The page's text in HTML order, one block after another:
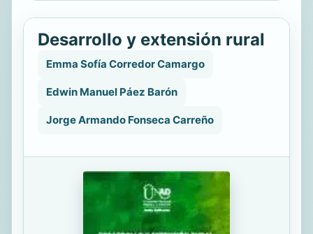
Desarrollo y extensión rural
Emma Sofía Corredor Camargo
Edwin Manuel Páez Barón
Jorge Armando Fonseca Carreño